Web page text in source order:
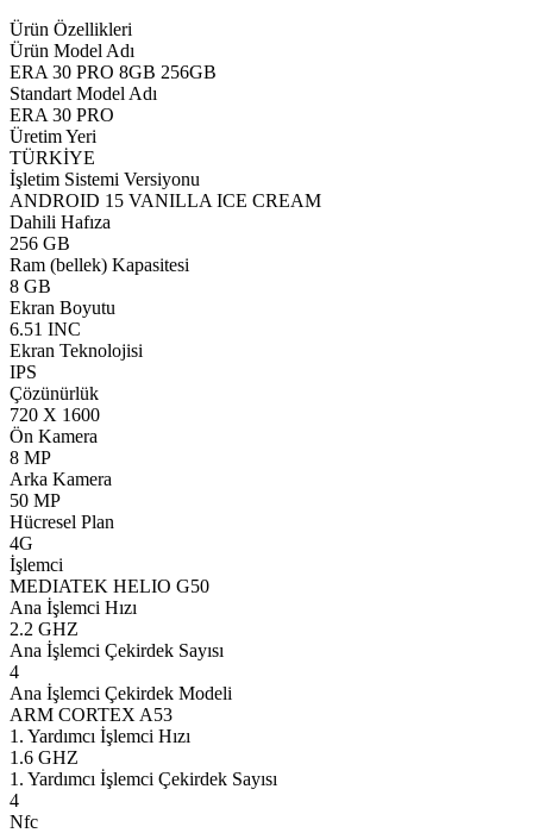
Ürün Özellikleri
Ürün Model Adı
ERA 30 PRO 8GB 256GB
Standart Model Adı
ERA 30 PRO
Üretim Yeri
TÜRKİYE
İşletim Sistemi Versiyonu
ANDROID 15 VANILLA ICE CREAM
Dahili Hafıza
256 GB
Ram (bellek) Kapasitesi
8 GB
Ekran Boyutu
6.51 INC
Ekran Teknolojisi
IPS
Çözünürlük
720 X 1600
Ön Kamera
8 MP
Arka Kamera
50 MP
Hücresel Plan
4G
İşlemci
MEDIATEK HELIO G50
Ana İşlemci Hızı
2.2 GHZ
Ana İşlemci Çekirdek Sayısı
4
Ana İşlemci Çekirdek Modeli
ARM CORTEX A53
1. Yardımcı İşlemci Hızı
1.6 GHZ
1. Yardımcı İşlemci Çekirdek Sayısı
4
Nfc